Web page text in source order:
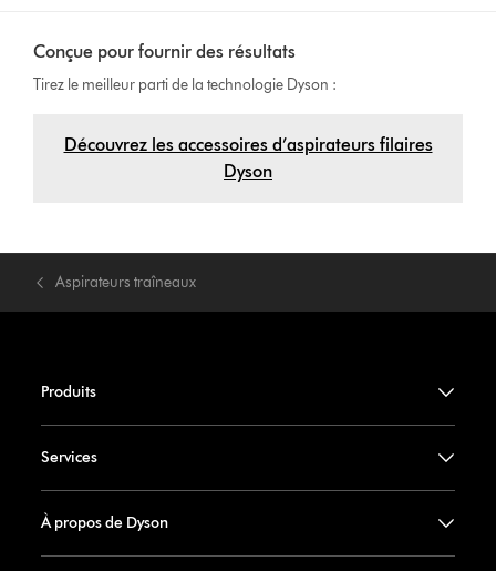
Conçue pour fournir des résultats
Tirez le meilleur parti de la technologie Dyson :
Découvrez les accessoires d’aspirateurs filaires
Dyson
Aspirateurs traîneaux
Produits
Services
À propos de Dyson